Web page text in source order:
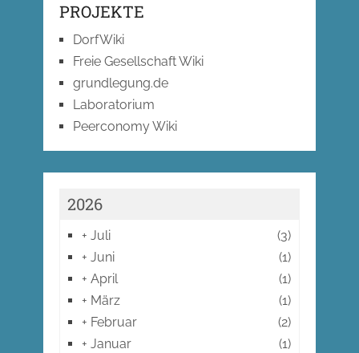
PROJEKTE
DorfWiki
Freie Gesellschaft Wiki
grundlegung.de
Laboratorium
Peerconomy Wiki
2026
+ Juli
(3)
+ Juni
(1)
+ April
(1)
+ März
(1)
+ Februar
(2)
+ Januar (1)